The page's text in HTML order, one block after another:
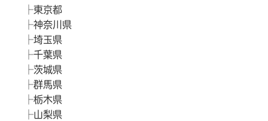
東京都
神奈川県
埼玉県
千葉県
茨城県
群馬県
栃木県
山梨県